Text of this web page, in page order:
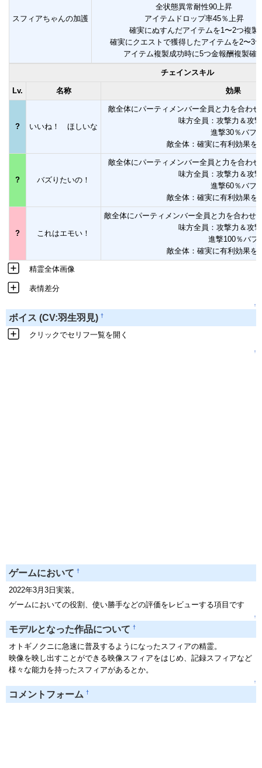
スフィアちゃんの加護
全状態異常耐性90上昇
アイテムドロップ率45％上昇
確実にぬすんだアイテムを1〜2つ複製
確実にクエストで獲得したアイテムを2〜3
アイテム複製成功時に5つ金報酬複製確
チェインスキル
Lv. 名称 効果
? いいね！ ほしいな
敵全体にパーティメンバー全員と力を合わ
味方全員：攻撃力＆攻
進撃30％バフ
敵全体：確実に有利効果を
? バズりたいの！
敵全体にパーティメンバー全員と力を合わ
味方全員：攻撃力＆攻
進撃60％バフ
敵全体：確実に有利効果を
? これはエモい！
敵全体にパーティメンバー全員と力を合わせ
味方全員：攻撃力＆攻
進撃100％バフ
敵全体：確実に有利効果を
精霊全体画像
表情差分
↑
ボイス (CV:羽生羽見) †
クリックでセリフ一覧を開く
↑
ゲームにおいて †
2022年3月3日実装。
ゲームにおいての役割、使い勝手などの評価をレビューする項目です
↑
モデルとなった作品について †
オトギノクニに急速に普及するようになったスフィアの精霊。
映像を映し出すことができる映像スフィアをはじめ、記録スフィアなど
様々な能力を持ったスフィアがあるとか。
↑
コメントフォーム †